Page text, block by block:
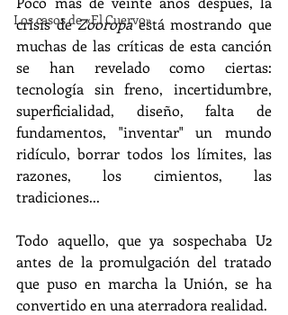
Los casos de «El Cuervo»
crisis de Zooropa está mostrando que
muchas de las críticas de esta canción
se han revelado como ciertas:
tecnología sin freno, incertidumbre,
superficialidad, diseño, falta de
fundamentos, "inventar" un mundo
ridículo, borrar todos los límites, las
razones, los cimientos, las
tradiciones...
Todo aquello, que ya sospechaba U2
antes de la promulgación del tratado
que puso en marcha la Unión, se ha
convertido en una aterradora realidad.